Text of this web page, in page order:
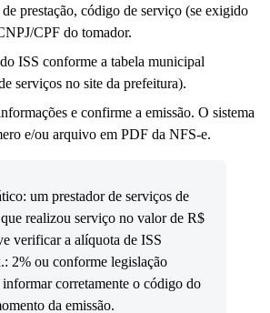
prestação, código de serviço (se exigido
CPF do tomador.
ISS conforme a tabela municipal
serviços no site da prefeitura).
e confirme a emissão. O sistema
e/ou arquivo em PDF da NFS-e.
um prestador de serviços de
realizou serviço no valor de R$
verificar a alíquota de ISS
2% ou conforme legislação
corretamente o código do
da emissão.